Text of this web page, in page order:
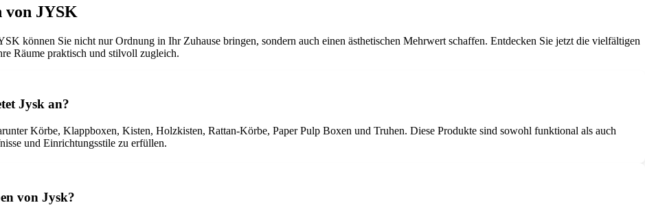
von JYSK
können Sie nicht nur Ordnung in Ihr Zuhause bringen, sondern auch einen ästhetischen Mehrwert schaffen. Entdecken Sie jetzt die vielfältigen
Räume praktisch und stilvoll zugleich.
Jysk an?
Körbe, Klappboxen, Kisten, Holzkisten, Rattan-Körbe, Paper Pulp Boxen und Truhen. Diese Produkte sind sowohl funktional als auch
und Einrichtungsstile zu erfüllen.
von Jysk?